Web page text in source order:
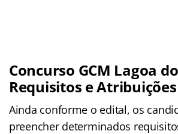
Concurso GCM Lagoa
Requisitos e Atribuições
Ainda conforme o edital, os
preencher determinados